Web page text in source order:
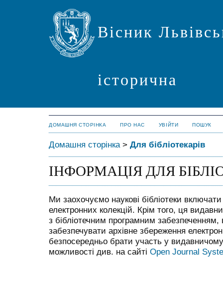
Вісник
історична
ДОМАШНЯ СТОРІНКА ПРО НАС УВІЙТИ ПОШУК
Домашня сторінка> Для бібліотекарів
ІНФОРМАЦІЯ ДЛЯ
Ми заохочуємо наукові бібліотеки
електронних колекцій. Крім того, ця
з бібліотечним програмним забезпеченням,
забезпечувати архівне збереження
безпосередньо брати участь у
можливості див. на сайті Open Journal